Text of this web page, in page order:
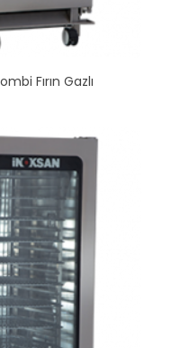
Fırın Gazlı